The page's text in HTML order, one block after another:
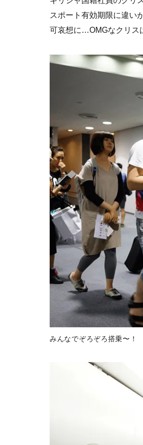
スポート有効期限に違い
可哀想に…OMGなクリス
みんなでぞろぞろ搭乗〜！